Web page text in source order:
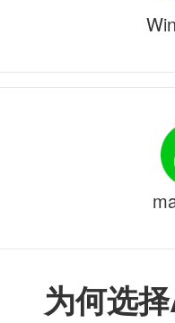
为何选